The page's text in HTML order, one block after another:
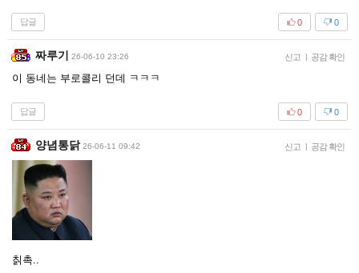
답글 0
0
짜루기 26-06-10 23:26 신고 | 공감 확인
이 동네는 부로콜리 던데 ㅋㅋㅋ
답글 0
0
양념통닭 26-06-11 09:42 신고 | 공감 확인
칡촉..